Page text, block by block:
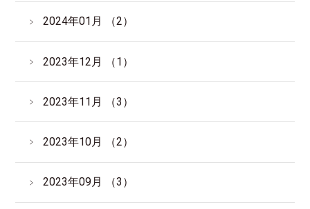
2024年01月 （2）
2023年12月 （1）
2023年11月 （3）
2023年10月 （2）
2023年09月 （3）